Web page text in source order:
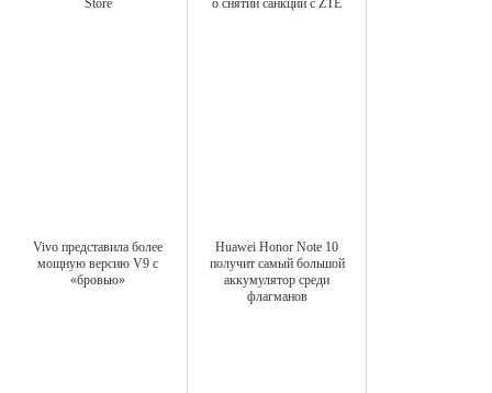
Store
о снятии санкций с ZTE
Vivo представила более
мощную версию V9 с
«бровью»
Huawei Honor Note 10
получит самый большой
аккумулятор среди
флагманов